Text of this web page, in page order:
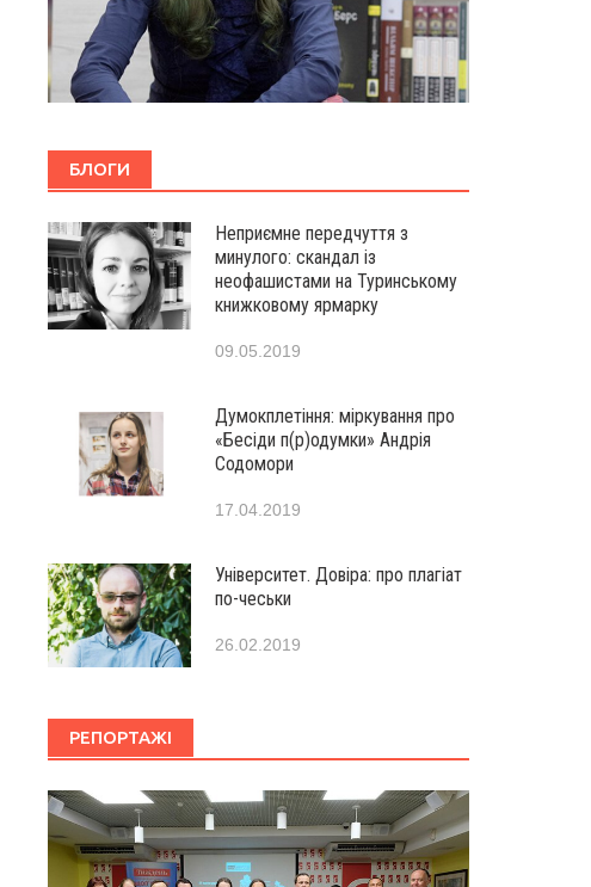
БЛОГИ
Неприємне передчуття з
минулого: скандал із
неофашистами на Туринському
книжковому ярмарку
09.05.2019
Думокплетіння: міркування про
«Бесіди п(р)одумки» Андрія
Содомори
17.04.2019
Університет. Довіра: про плагіат
по-чеськи
26.02.2019
РЕПОРТАЖІ